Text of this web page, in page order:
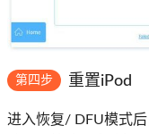
第四步 重置iPod
进入恢复/ DFU模式后